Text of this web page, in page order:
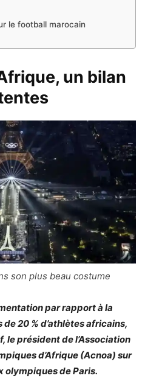
le football marocain
un bilan
son plus beau costume
par rapport à la
20 % d’athlètes africains,
le président de l’Association
d’Afrique (Acnoa) sur
olympiques de Paris.